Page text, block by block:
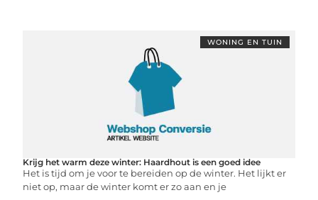
WONING EN TUIN
Krijg het warm deze winter: Haardhout is een goed idee
Het is tijd om je voor te bereiden op de winter. Het lijkt er
niet op, maar de winter komt er zo aan en je